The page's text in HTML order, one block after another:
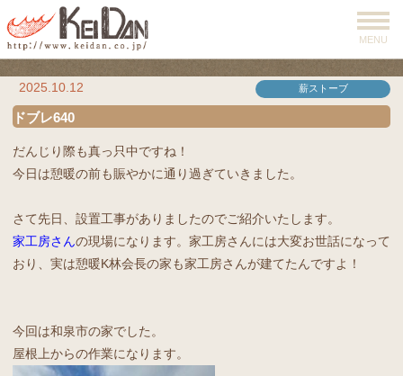
MENU
2025.10.12 薪ストーブ
ドブレ640
だんじり際も真っ只中ですね！
今日は憩暖の前も賑やかに通り過ぎていきました。
さて先日、設置工事がありましたのでご紹介いたします。
家工房さんの現場になります。家工房さんには大変お世話になって
おり、実は憩暖K林会長の家も家工房さんが建てたんですよ！
今回は和泉市の家でした。
屋根上からの作業になります。